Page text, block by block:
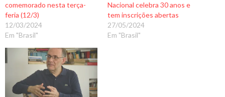
comemorado nesta terça-
feria (12/3)
12/03/2024
Em "Brasil"
Nacional celebra 30 anos e
tem inscrições abertas
27/05/2024
Em "Brasil"